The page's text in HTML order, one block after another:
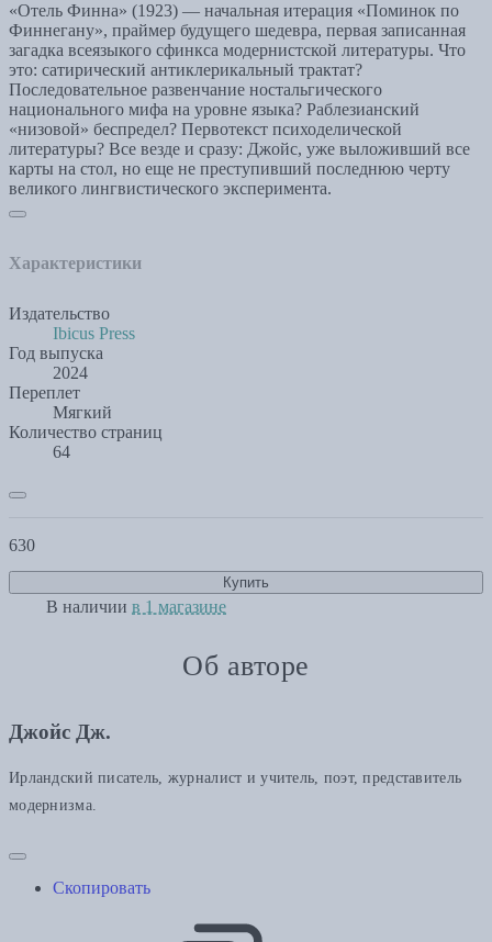
«Отель Финна» (1923) — начальная итерация «Поминок по
Финнегану», праймер будущего шедевра, первая записанная
загадка всеязыкого сфинкса модернистской литературы. Что
это: сатирический антиклерикальный трактат?
Последовательное развенчание ностальгического
национального мифа на уровне языка? Раблезианский
«низовой» беспредел? Первотекст психоделической
литературы? Все везде и сразу: Джойс, уже выложивший все
карты на стол, но еще не преступивший последнюю черту
великого лингвистического эксперимента.
Характеристики
Издательство
Ibicus Press
Год выпуска
2024
Переплет
Мягкий
Количество страниц
64
630
Купить
В наличии в 1 магазине
Об авторе
Джойс Дж.
Ирландский писатель, журналист и учитель, поэт, представитель
модернизма.
Скопировать